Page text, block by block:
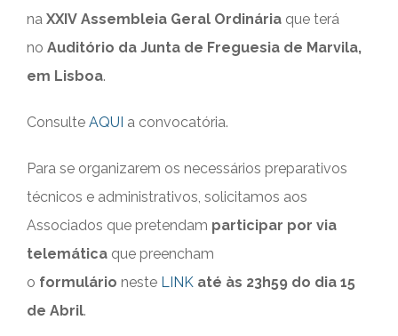
na XXIV Assembleia Geral Ordinária que terá
no Auditório da Junta de Freguesia de Marvila,
em Lisboa.
Consulte AQUI a convocatória.
Para se organizarem os necessários preparativos
técnicos e administrativos, solicitamos aos
Associados que pretendam participar por via
telemática que preencham
o formulário neste LINK até às 23h59 do dia 15
de Abril.